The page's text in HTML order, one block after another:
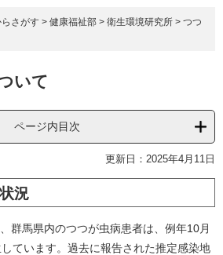
象
さがす > 健康福祉部 > 衛生環境研究所 > つつ
いて
ページ内目次
更新日：2025年4月11日
況
群馬県内のつつが虫病患者は、例年10月
ています。過去に報告された推定感染地